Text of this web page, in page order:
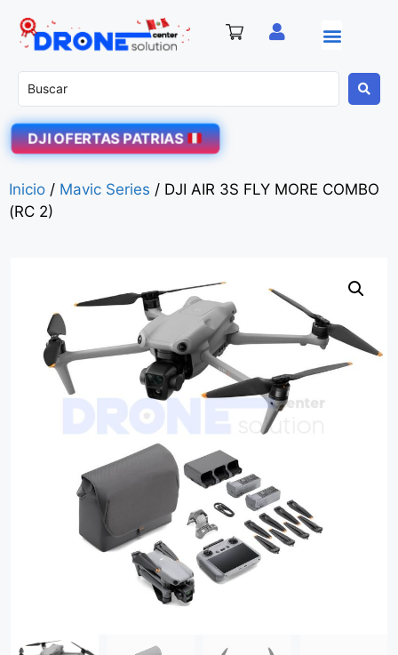
DJI OFERTAS PATRIAS
Inicio / Mavic Series / DJI AIR 3S FLY MORE COMBO
(RC 2)